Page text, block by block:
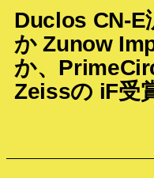
Duclos CN-E
か Zunow
か、
Zeissの iF受